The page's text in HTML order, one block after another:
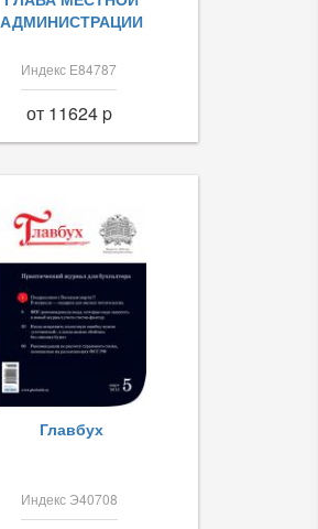
АДМИНИСТРАЦИИ
Индекс Е84787
от 11624 p
Главбух
Индекс Э40708